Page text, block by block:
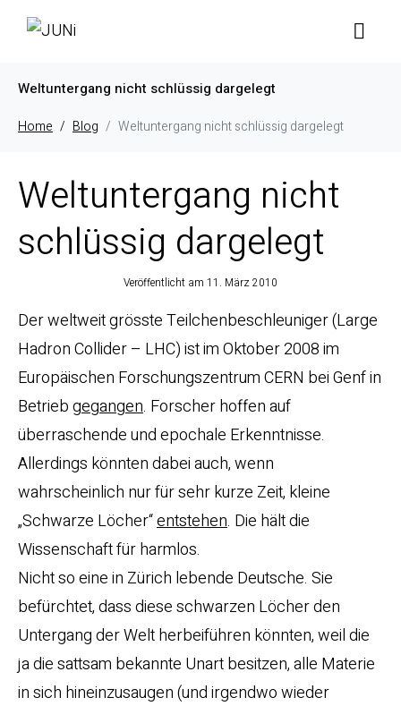
Weltuntergang nicht schlüssig dargelegt
Home Blog Weltuntergang nicht schlüssig dargelegt
Weltuntergang nicht
schlüssig dargelegt
Veröffentlicht am 11. März 2010
Der weltweit grösste Teilchenbeschleuniger (Large
Hadron Collider – LHC) ist im Oktober 2008 im
Europäischen Forschungszentrum CERN bei Genf in
Betriebgegangen. Forscher hoffen auf
überraschende und epochale Erkenntnisse.
Allerdings könnten dabei auch, wenn
wahrscheinlich nur für sehr kurze Zeit, kleine
„Schwarze Löcher“entstehen. Die hält die
Wissenschaft für harmlos.
Nicht so eine in Zürich lebende Deutsche. Sie
befürchtet, dass diese schwarzen Löcher den
Untergang der Welt herbeiführen könnten, weil die
ja die sattsam bekannte Unart besitzen, alle Materie
in sich hineinzusaugen (und irgendwo wieder